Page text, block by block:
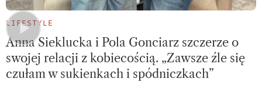
LIFESTYLE
Anna Sieklucka i Pola Gonciarz szczerze o
swojej relacji z kobiecością. „Zawsze źle się
czułam w sukienkach i spódniczkach”